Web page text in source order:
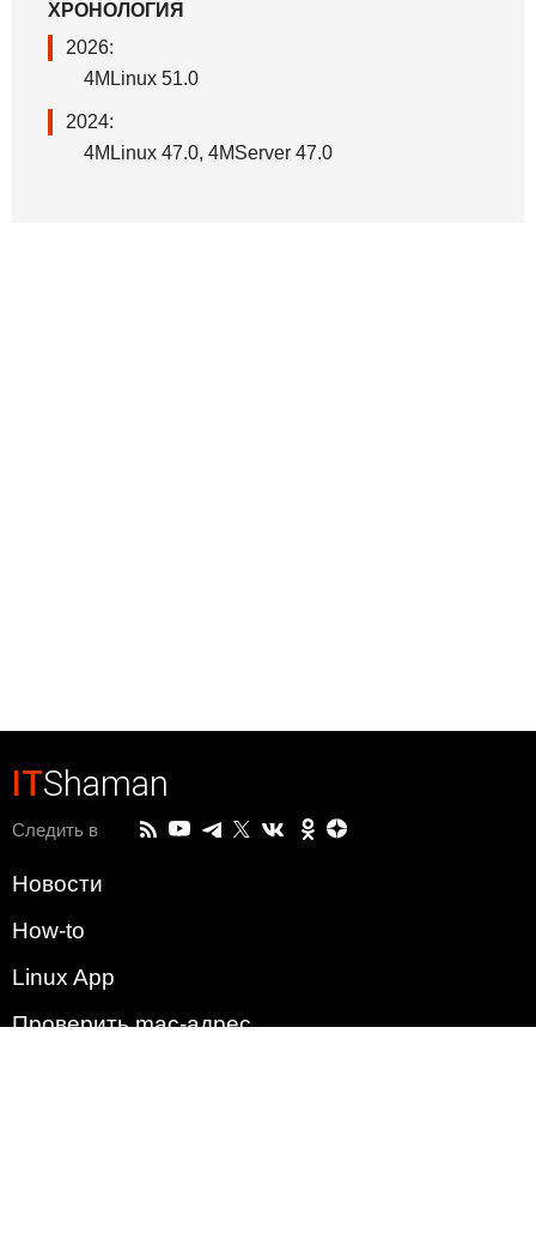
ХРОНОЛОГИЯ
2026:
4MLinux 51.0
2024:
4MLinux 47.0, 4MServer 47.0
ITShaman
Следить в
Новости
How-to
Linux App
Проверить mac-адрес